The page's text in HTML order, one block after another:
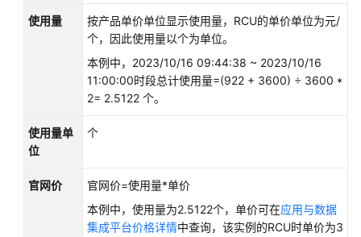
务
白
皮
书
使用量
按产品单价单位显示使用量，RCU的单价单位为元/
个，因此使用量以个为单位。
本例中，2023/10/16 09:44:38 ~ 2023/10/16
11:00:00时段总计使用量=(922 + 3600) ÷ 3600 *
2= 2.5122 个。
使用量单
位
个
官网价
官网价=使用量*单价
本例中，使用量为2.5122个，单价可在应用与数据
集成平台价格详情中查询，该实例的RCU时单价为3